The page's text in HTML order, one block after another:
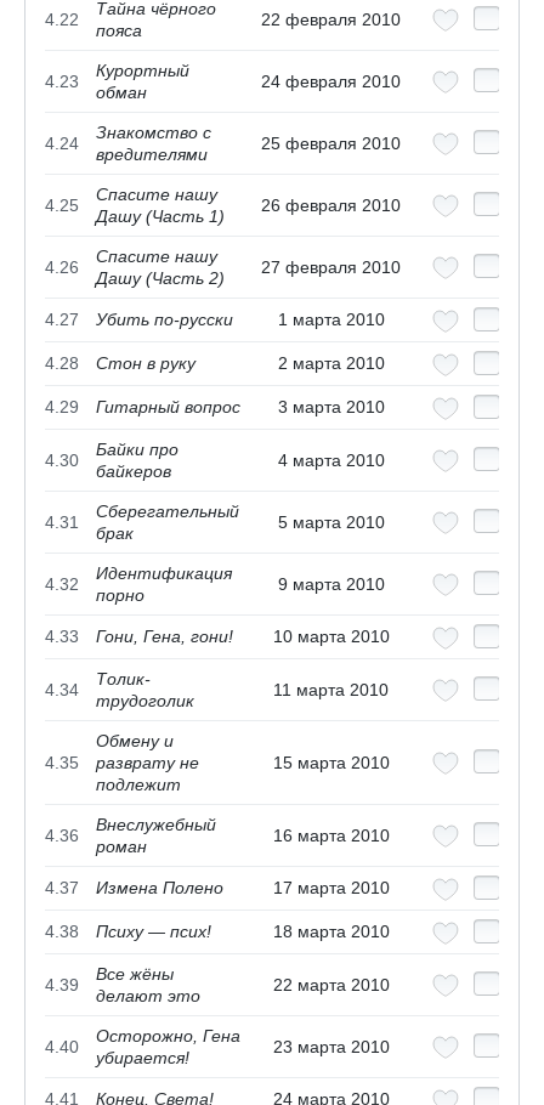
4.22
Тайна чёрного
пояса
22 февраля 2010
4.23
Курортный
обман
24 февраля 2010
4.24
Знакомство с
вредителями
25 февраля 2010
4.25
Спасите нашу
Дашу (Часть 1)
26 февраля 2010
4.26
Спасите нашу
Дашу (Часть 2)
27 февраля 2010
4.27 Убить по-русски 1 марта 2010
4.28 Стон в руку 2 марта 2010
4.29 Гитарный вопрос 3 марта 2010
4.30
Байки про
байкеров
4 марта 2010
4.31
Сберегательный
брак
5 марта 2010
4.32
Идентификация
порно
9 марта 2010
4.33 Гони, Гена, гони! 10 марта 2010
4.34
Толик-
трудоголик
11 марта 2010
4.35
Обмену и
разврату не
подлежит
15 марта 2010
4.36
Внеслужебный
роман
16 марта 2010
4.37 Измена Полено 17 марта 2010
4.38 Психу — псих! 18 марта 2010
4.39
Все жёны
делают это
22 марта 2010
4.40
Осторожно, Гена
убирается!
23 марта 2010
4.41 Конец, Света! 24 марта 2010